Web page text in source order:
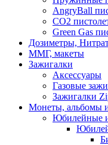
AngryBall
CO2
Green Gas
Дозиметры,
ММГ, макеты
Зажигалки
Аксессуары
Газовые
Зажигалки
Монеты, альбомы
Юбилейные